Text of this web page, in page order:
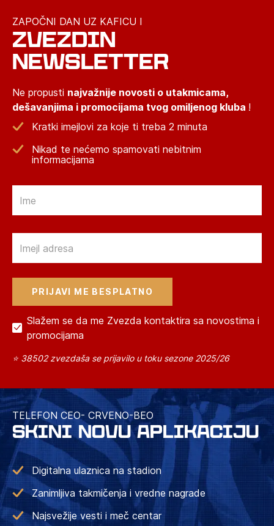
ZAPOČNI DAN UZ KAFICU I
ZVEZDIN
NEWSLETTER
Ne propusti najvažnije novosti o utakmicama,
dešavanjima i promocijama tvog omiljenog kluba !
Kratki imejlovi za koje ti treba 2 minuta
Nikad te nećemo spamovati nebitnim
informacijama
Slažem se da me Zvezda kontaktira sa novostima i
promocijama
⭐ 38502 zvezdaša se prijavilo u toku sezone 2025/26
TELEFON CEO- CRVENO-BEO
SKINI NOVU APLIKACIJU
Digitalna ulaznica na stadion
Zanimljiva takmičenja i vredne nagrade
Najsvežije vesti i meč centar